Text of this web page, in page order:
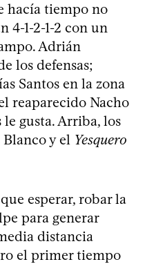
hacía tiempo no
4-1-2-1-2 con un
Adrián
los defensas;
Santos en la zona
reaparecido Nacho
le gusta. Arriba, los
Blanco y el Yesquero
esperar, robar la
para generar
distancia
el primer tiempo